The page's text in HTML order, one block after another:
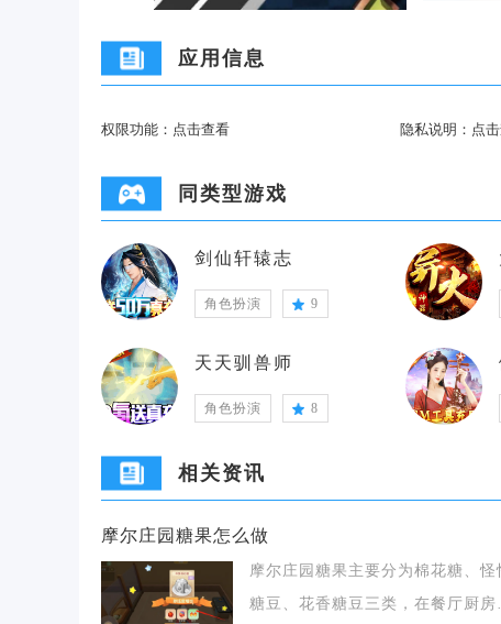
应用信息
权限功能： 点击查看 隐私说明： 点
同类型游戏
剑仙轩辕志
角色扮演 9
天天驯兽师
角色扮演 8
相关资讯
摩尔庄园糖果怎么做
摩尔庄园糖果主要分为棉花糖、怪
糖豆、花香糖豆三类，在餐厅厨房